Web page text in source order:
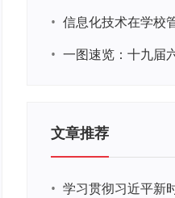
•
• 一图速览：十九届
文章推荐
•